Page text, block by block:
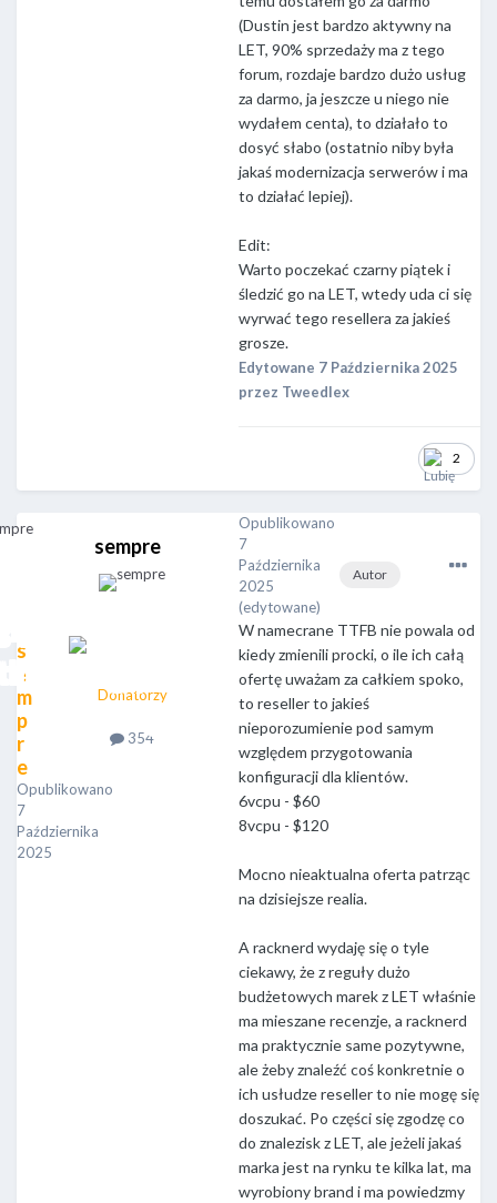
(Dustin jest bardzo aktywny na
LET, 90% sprzedaży ma z tego
forum, rozdaje bardzo dużo usług
za darmo, ja jeszcze u niego nie
wydałem centa), to działało to
dosyć słabo (ostatnio niby była
jakaś modernizacja serwerów i ma
to działać lepiej).
Edit:
Warto poczekać czarny piątek i
śledzić go na LET, wtedy uda ci się
wyrwać tego resellera za jakieś
grosze.
Edytowane 7 Października 2025
przez Tweedlex
2
s
e
m
p
r
e
Opublikowano
7
Października
2025
sempre
Donatorzy
354
Autor
Opublikowano
7
Października
2025
(edytowane)
W namecrane TTFB nie powala od
kiedy zmienili procki, o ile ich całą
ofertę uważam za całkiem spoko,
to reseller to jakieś
nieporozumienie pod samym
względem przygotowania
konfiguracji dla klientów.
6vcpu - $60
8vcpu - $120
Mocno nieaktualna oferta patrząc
na dzisiejsze realia.
A racknerd wydaję się o tyle
ciekawy, że z reguły dużo
budżetowych marek z LET właśnie
ma mieszane recenzje, a racknerd
ma praktycznie same pozytywne,
ale żeby znaleźć coś konkretnie o
ich usłudze reseller to nie mogę się
doszukać. Po części się zgodzę co
do znalezisk z LET, ale jeżeli jakaś
marka jest na rynku te kilka lat, ma
wyrobiony brand i ma powiedzmy